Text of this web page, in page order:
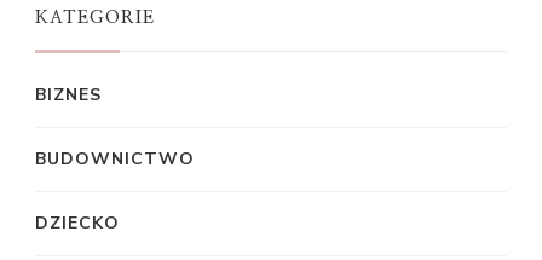
KATEGORIE
BIZNES
BUDOWNICTWO
DZIECKO